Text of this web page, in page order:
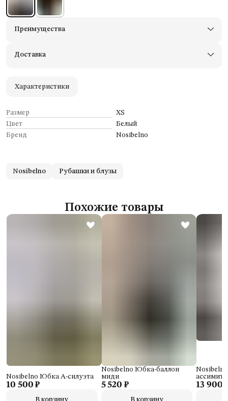
Преимущества
Оплата — картой, СБП или наличными
Доставка
Характеристики
Размер
XS
Цвет
Белый
Бренд
Nosibelno
Nosibelno Рубашки и блузы
Похожие товары
10 500 ₽
Nosibelno Юбка А-силуэта
5 520 ₽
Nosibelno Юбка-баллон
миди
13 900